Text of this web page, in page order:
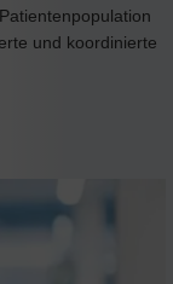
und koordinierte